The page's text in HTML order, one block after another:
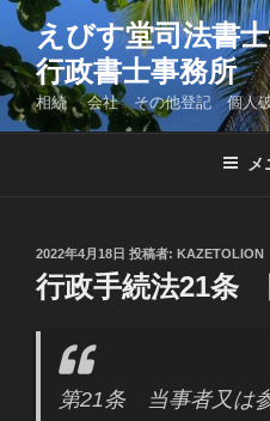
コ
ン
テ
ン
ツ
えびす堂司法書
行政書士事務所
相続 会社 その他登記 個人
メ
投
稿
日:
2022年4月18日 投稿者: KAZETOLION
行政手続法21条
第21条 当事者又は